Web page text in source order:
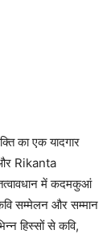
का एक यादगार
Rikanta
में कदमकुआं
सम्मेलन और सम्मान
हिस्सों से कवि,